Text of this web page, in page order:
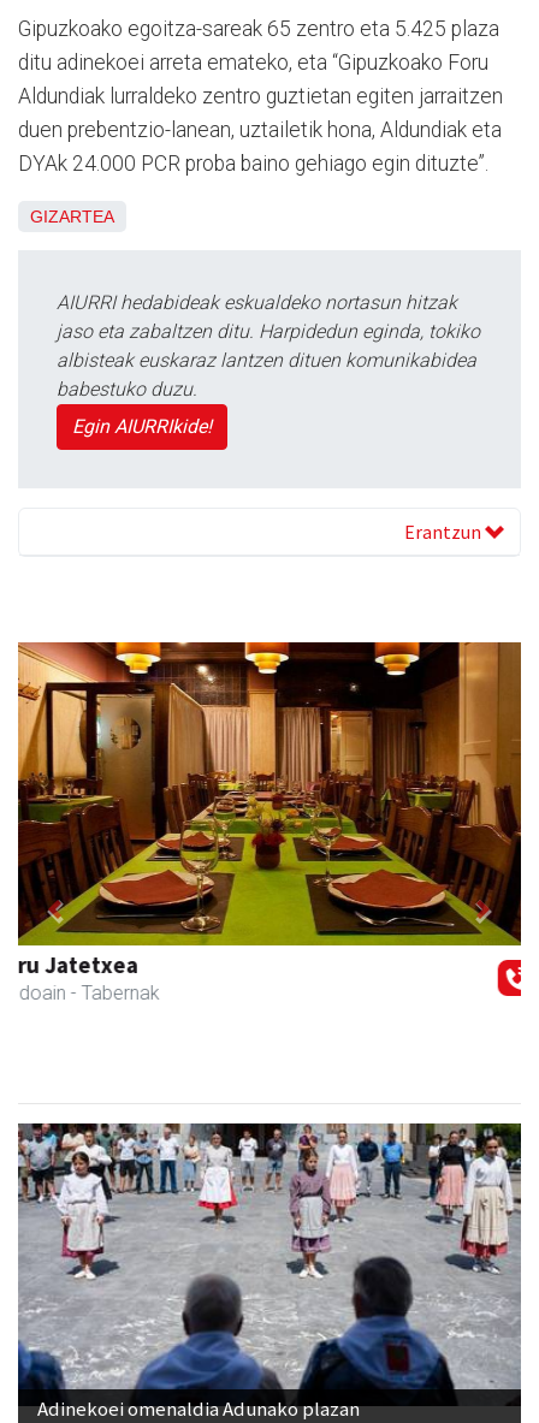
Gipuzkoako egoitza-sareak 65 zentro eta 5.425 plaza
ditu adinekoei arreta emateko, eta “Gipuzkoako Foru
Aldundiak lurraldeko zentro guztietan egiten jarraitzen
duen prebentzio-lanean, uztailetik hona, Aldundiak eta
DYAk 24.000 PCR proba baino gehiago egin dituzte”.
GIZARTEA
AIURRI hedabideak eskualdeko nortasun hitzak
jaso eta zabaltzen ditu. Harpidedun eginda, tokiko
albisteak euskaraz lantzen dituen komunikabidea
babestuko duzu.
Egin AIURRIkide!
Erantzun
Lur fisioterapia eta pilates zentroa
Andoain - Fisioterapia
Previous Next
Adinekoei omenaldia Adunako plazan